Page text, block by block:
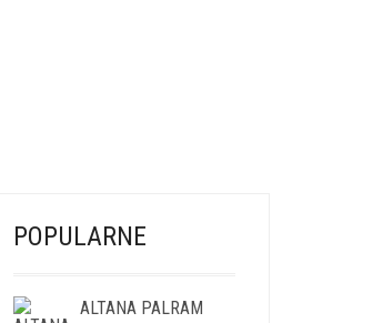
POPULARNE
ALTANA PALRAM